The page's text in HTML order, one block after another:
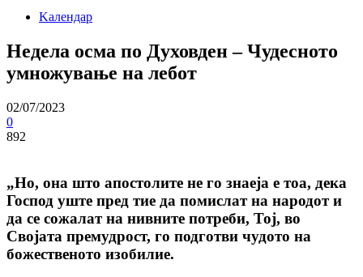
Kалендар
Недела осма по Духовден – Чудесното
умножување на лебот
02/07/2023
0
892
„Но, она што апостолите не го знаеја е тоа, дека
Господ уште пред тие да помислат на народот и
да се сожалат на нивните потреби, Тој, во
Својата премудрост, го подготви чудото на
божественото изобилие.